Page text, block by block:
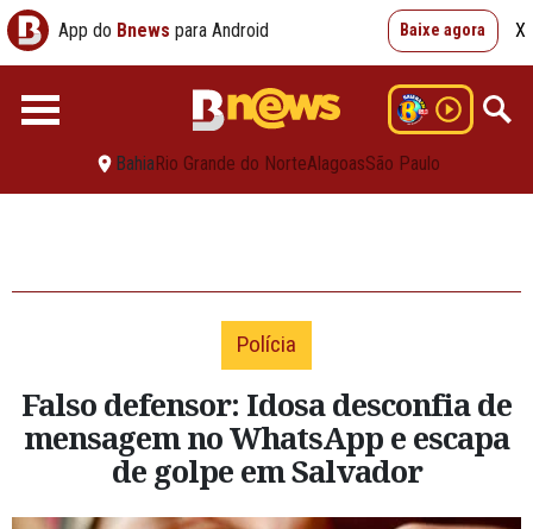
App do Bnews para Android Baixe agora X
BahiaRio Grande do NorteAlagoasSão Paulo
Polícia
Falso defensor: Idosa desconfia de
mensagem no WhatsApp e escapa
de golpe em Salvador